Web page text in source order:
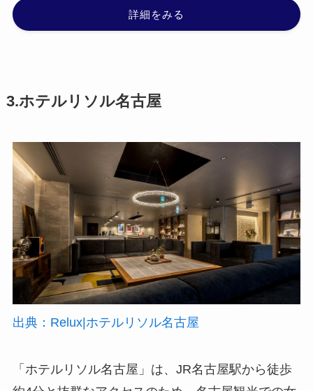
詳細をみる
3.ホテルリソル名古屋
出典：Relux|ホテルリソル名古屋
「ホテルリソル名古屋」は、JR名古屋駅から徒歩